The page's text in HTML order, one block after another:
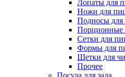
Лопаты для
Ножи для
Подносы
Порционные
Сетки для
Формы для
Щетки для
Прочее
Посуда для зала